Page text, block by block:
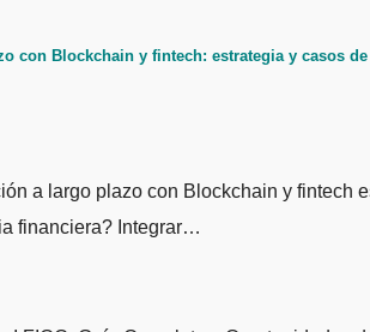
con Blockchain y fintech: estrategia y casos de
a largo plazo con Blockchain y fintech
financiera? Integrar…